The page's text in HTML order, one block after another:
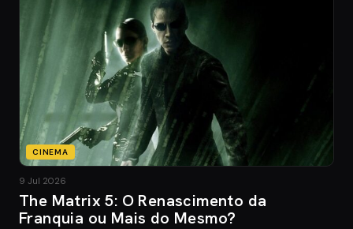
CINEMA
9 Jul 2026
The Matrix 5: O Renascimento da
Franquia ou Mais do Mesmo?